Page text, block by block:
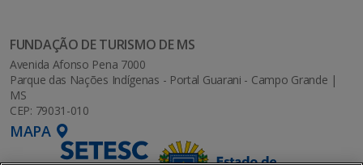
FUNDAÇÃO DE TURISMO DE MS
Avenida Afonso Pena 7000
Parque das Nações Indígenas - Portal Guarani - Campo Grande |
MS
CEP: 79031-010
MAPA